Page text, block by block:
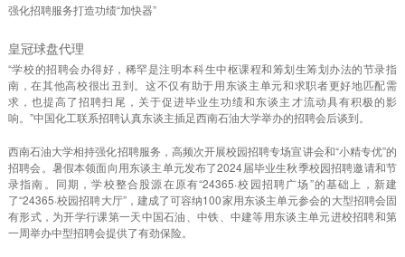
强化招聘服务打造功绩“加快器”
皇冠球盘代理
“学校的招聘会办得好，稀罕是注明本科生中枢课程和筹划生筹划办法的节录指
南，在其他高校很出丑到。这不仅有助于用东谈主单元和求职者更好地匹配需
求，也提高了招聘扫尾，关于促进毕业生功绩和东谈主才流动具有积极的影
响。”中国化工联系招聘认真东谈主插足西南石油大学举办的招聘会后谈到。
西南石油大学相持强化招聘服务，高频次开展校园招聘专场宣讲会和“小精专优”的
招聘会。暑假本领面向用东谈主单元发布了2024届毕业生秋季校园招聘邀请和节
录指南。同期，学校整合股源在原有“24365·校园招聘广场”的基础上，新建
了“24365·校园招聘大厅”，建成了可容纳100家用东谈主单元参会的大型招聘会固
有形式，为开学行课第一天中国石油、中铁、中建等用东谈主单元进校招聘和第
一周举办中型招聘会提供了有劲保险。